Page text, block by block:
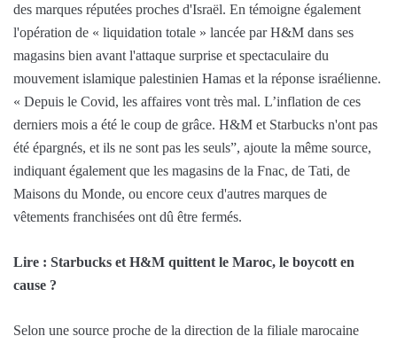
des marques réputées proches d'Israël. En témoigne également
l'opération de « liquidation totale » lancée par H&M dans ses
magasins bien avant l'attaque surprise et spectaculaire du
mouvement islamique palestinien Hamas et la réponse israélienne.
« Depuis le Covid, les affaires vont très mal. L’inflation de ces
derniers mois a été le coup de grâce. H&M et Starbucks n'ont pas
été épargnés, et ils ne sont pas les seuls”, ajoute la même source,
indiquant également que les magasins de la Fnac, de Tati, de
Maisons du Monde, ou encore ceux d'autres marques de
vêtements franchisées ont dû être fermés.
Lire : Starbucks et H&M quittent le Maroc, le boycott en
cause ?
Selon une source proche de la direction de la filiale marocaine